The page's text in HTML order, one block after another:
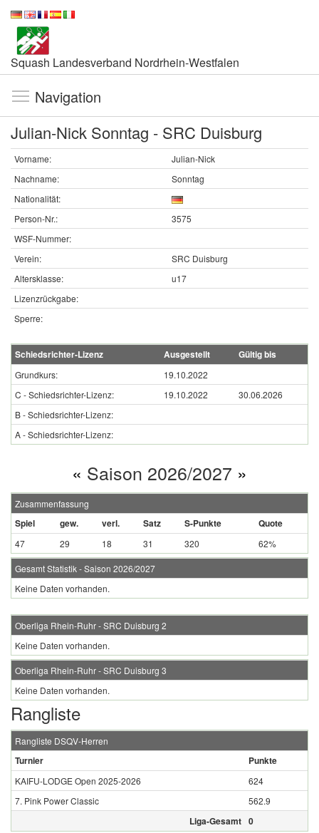
Squash Landesverband Nordrhein-Westfalen
Navigation
Julian-Nick Sonntag - SRC Duisburg
Vorname:
Julian-Nick
Nachname:
Sonntag
Nationalität:
Person-Nr.:
3575
WSF-Nummer:
Verein:
SRC Duisburg
Altersklasse:
u17
Lizenzrückgabe:
Sperre:
Schiedsrichter-Lizenz Ausgestellt Gültig bis
Grundkurs:
19.10.2022
C - Schiedsrichter-Lizenz:
19.10.2022
30.06.2026
B - Schiedsrichter-Lizenz:
A - Schiedsrichter-Lizenz:
« Saison 2026/2027 »
Zusammenfassung
Spiel gew. verl. Satz S-Punkte Quote
47 29 18 31 320 62%
Gesamt Statistik - Saison 2026/2027
Keine Daten vorhanden.
Oberliga Rhein-Ruhr - SRC Duisburg 2
Keine Daten vorhanden.
Oberliga Rhein-Ruhr - SRC Duisburg 3
Keine Daten vorhanden.
Rangliste
Rangliste DSQV-Herren
Turnier Punkte
KAIFU-LODGE Open 2025-2026
624
7. Pink Power Classic
562.9
Liga-Gesamt 0